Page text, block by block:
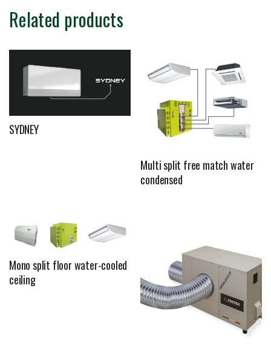
Related products
SYDNEY
Multi split free match water
condensed
Mono split floor water-cooled
ceiling